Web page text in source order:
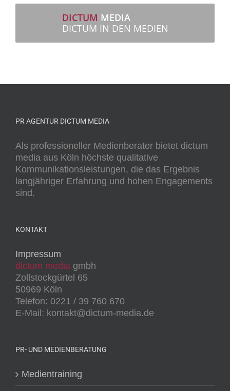
DICTUM MEDIA
DICTUM IN DEN MEDIEN
PR AGENTUR DICTUM MEDIA
Als professioneller Medienberater bietet dictum
media aus Köln höchste qualitative
Kommunikationsleistungen, die das Ergebnis
langjähriger Erfahrung und hohen Engagements
sind.
KONTAKT
Impressum
dictum media gmbh
Zollstockgürtel 65
50969 Köln
Telefon: 0221 / 39 760 670
E-Mail: kontakt@dictum-media.de
PR- UND MEDIENBERATUNG
Medientraining